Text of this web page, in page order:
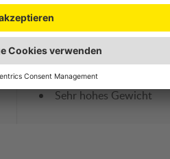
Erhöhte Gefahr der
Anschnallen des
aufwändiger
Sitzeinbau aufwändig
Sehr hohes Gewicht